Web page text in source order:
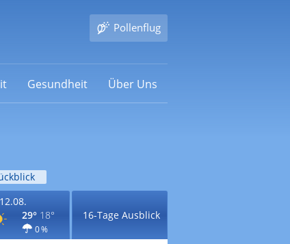
Pollenflug
Gesundheit Über Uns
29° 18°
0 %
16-Tage Ausblick